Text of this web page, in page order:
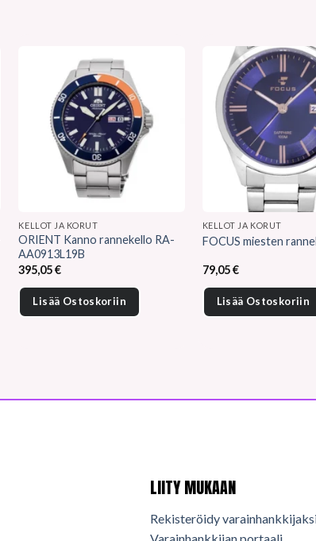
KELLOT JA KORUT
ORIENT Kanno rannekello RA-
AA0913L19B
395,05€
Lisää Ostoskoriin
KELLOT JA KORUT
FOCUS miesten
79,05€
Lisää Ostoskoriin
LIITY MUKAAN
Rekisteröidy